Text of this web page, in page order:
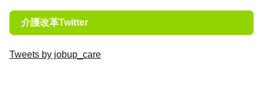
介護改革Twitter
Tweets by jobup_care